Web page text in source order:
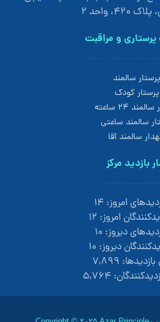
واحد 2
و مراقبت
پرستار سالمند
پرستار کودک
24 ساعته
سالمند ساعتی
سالمند آقا
بازدید مرکز
امروز: ۱۴
امروز: ۱۲
دیروز: ۱۰
دیروز: ۱۰
۷,۸۹۹
۵,۷۶۴